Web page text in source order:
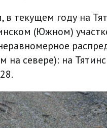
текущем году на
(Южном)
на севере): на